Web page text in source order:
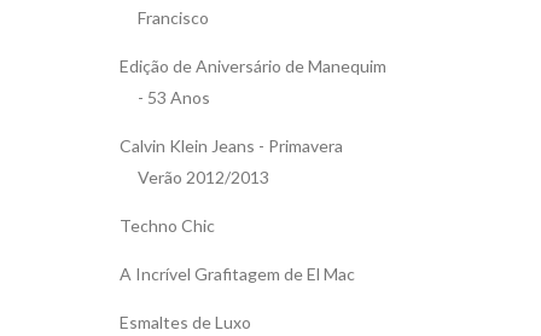
Francisco
Edição de Aniversário de Manequim
- 53 Anos
Calvin Klein Jeans - Primavera
Verão 2012/2013
Techno Chic
A Incrível Grafitagem de El Mac
Esmaltes de Luxo